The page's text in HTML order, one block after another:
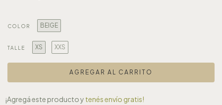
COLOR BEIGE
TALLE XS XXS
¡Agregá este producto y tenés envío gratis!